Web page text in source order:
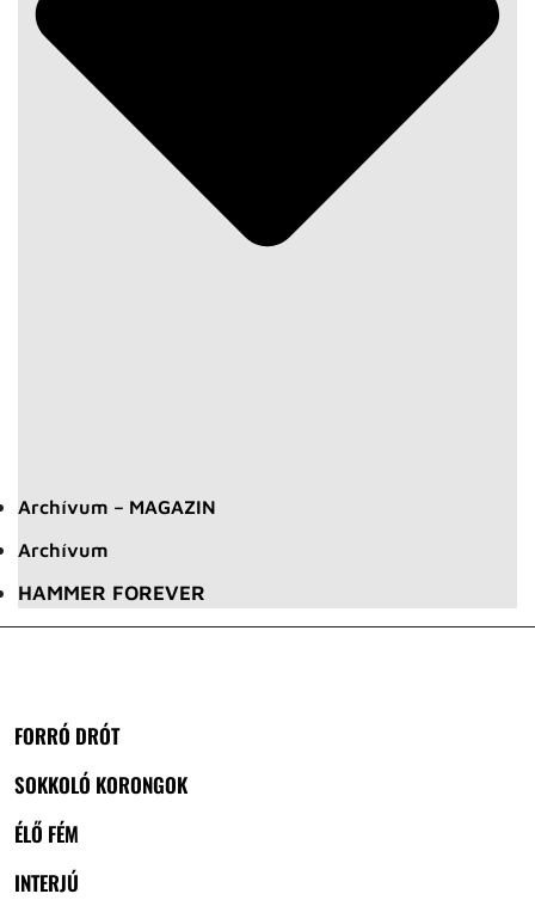
Archívum – MAGAZIN
Archívum
HAMMER FOREVER
FORRÓ DRÓT
SOKKOLÓ KORONGOK
ÉLŐ FÉM
INTERJÚ